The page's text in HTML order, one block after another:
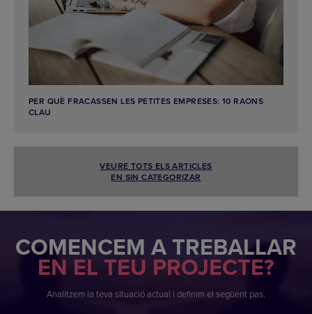
PER QUÈ FRACASSEN LES PETITES EMPRESES: 10 RAONS
CLAU
VEURE TOTS ELS ARTICLES
EN SIN CATEGORIZAR
COMENCEM A TREBALLAR
EN EL TEU PROJECTE?
Analitzem la teva situació actual i definim el següent pas.